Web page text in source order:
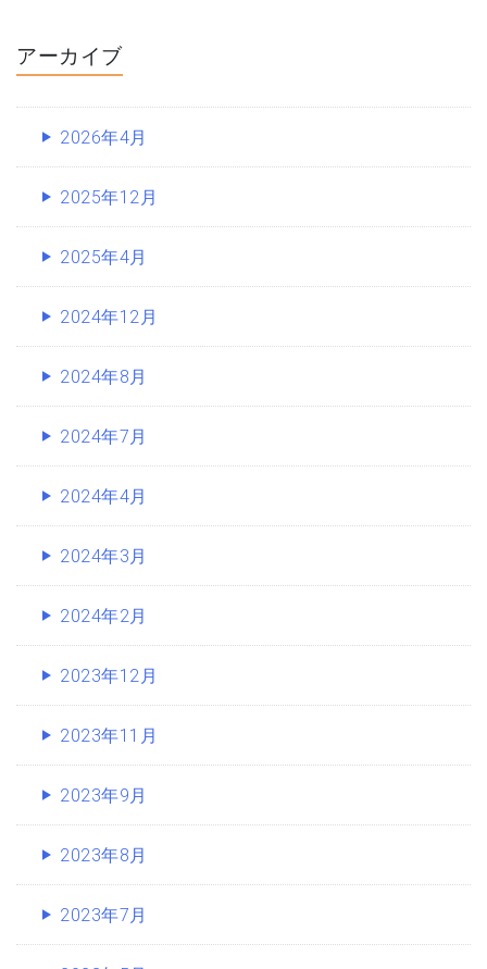
アーカイブ
2026年4月
2025年12月
2025年4月
2024年12月
2024年8月
2024年7月
2024年4月
2024年3月
2024年2月
2023年12月
2023年11月
2023年9月
2023年8月
2023年7月